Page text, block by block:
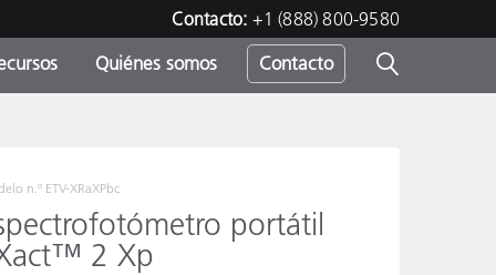
Contacto: +1 (888) 800-9580
Quiénes somos Contacto
n.º ETV-XRaXPbc
portátil
2 Xp